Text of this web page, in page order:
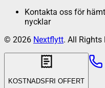
Kontakta oss för
nycklar
© 2026 Nextflytt. All Rights
KOSTNADSFRI OFFERT